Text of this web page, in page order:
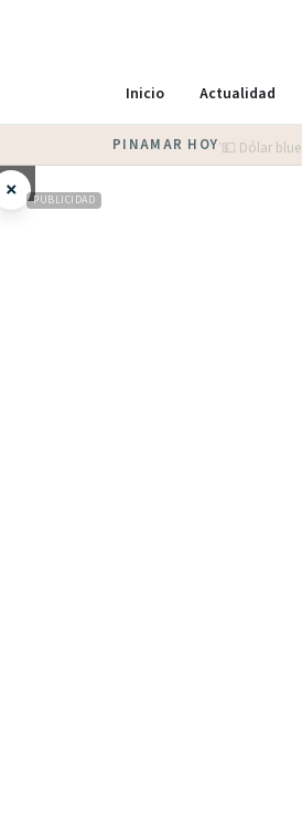
Inicio Actualidad
PINAMAR HOY·💵 Dólar blue
× PUBLICIDAD